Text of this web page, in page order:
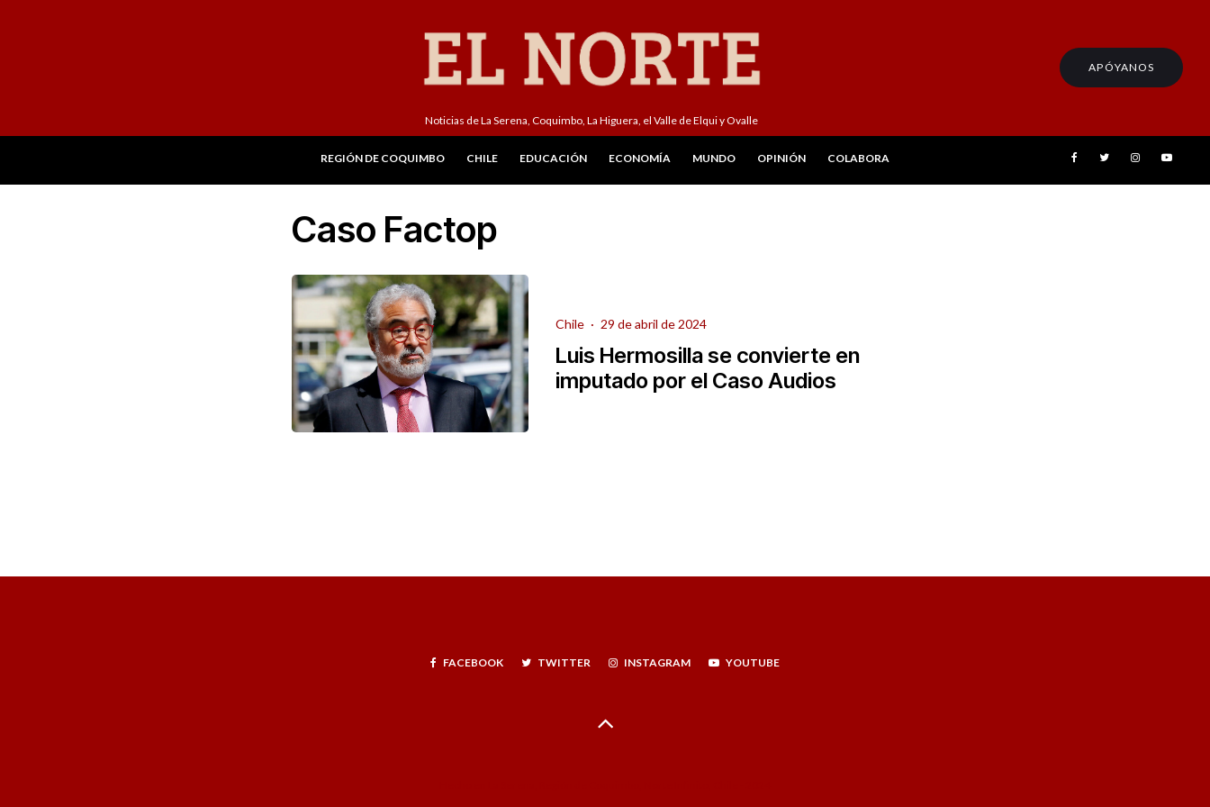
Noticias de La Serena, Coquimbo, La Higuera, el Valle de Elqui y Ovalle
APÓYANOS
REGIÓN DE COQUIMBO CHILE EDUCACIÓN ECONOMÍA MUNDO OPINIÓN COLABORA
Caso Factop
Chile · 29 de abril de 2024
Luis Hermosilla se convierte en
imputado por el Caso Audios
FACEBOOK TWITTER INSTAGRAM YOUTUBE